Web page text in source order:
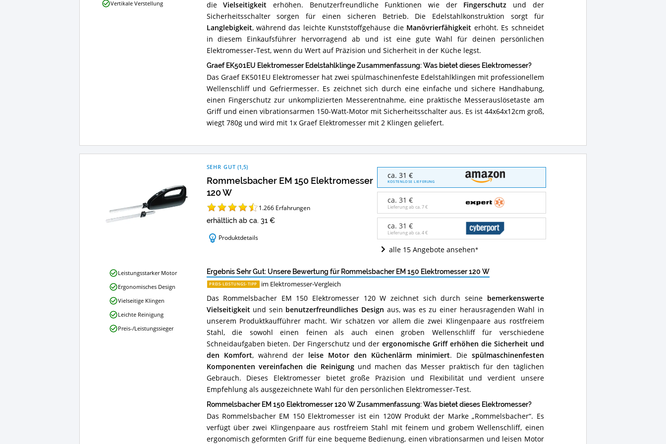
dieVielseitigkeit erhöhen. Benutzerfreundliche Funktionen wie der Fingerschutz und der
Sicherheitsschalter sorgen für einen sicheren Betrieb. Die Edelstahlkonstruktion sorgt für
Langlebigkeit, während das leichte Kunststoffgehäuse die Manövrierfähigkeit erhöht. Es schneidet
in diesem Einkaufsführer hervorragend ab und ist eine gute Wahl für deinen persönlichen
Elektromesser-Test, wenn du Wert auf Präzision und Sicherheit in der Küche legst.
Graef EK501EU Elektromesser Edelstahlklinge Zusammenfassung: Was bietet dieses Elektromesser?
Das Graef EK501EU Elektromesser hat zwei spülmaschinenfeste Edelstahlklingen mit professionellem
Wellenschliff und Gefriermesser. Es zeichnet sich durch eine einfache und sichere Handhabung,
einen Fingerschutz zur unkomplizierten Messerentnahme, eine praktische Messerauslösetaste am
Griff und einen vibrationsarmen 150-Watt-Motor mit Sicherheitsschalter aus. Es ist 44x64x12cm groß,
wiegt 780g und wird mit 1x Graef Elektromesser mit 2 Klingen geliefert.
Vertikale Verstellung
Rommelsbacher EM 150 Elektromesser
120 W
SEHR GUT (1,5)
1.266 Erfahrungen
erhältlich ab ca. 31 €
Produktdetails
150
Elektromesser
W
Angebote:
dieses
erhältlich?
ca. 31 €
KOSTENLOSE LIEFERUNG
ca. 31 €
Lieferung ab ca.7 €
ca. 31 €
Lieferung ab ca.4 €
alle 15 Angebote ansehen
Ergebnis Sehr Gut: Unsere Bewertung für Rommelsbacher EM 150 Elektromesser 120 W
PREIS-LEISTUNGS-TIPP im Elektromesser-Vergleich
Das Rommelsbacher EM 150 Elektromesser 120 W zeichnet sich durch seine bemerkenswerte
Vielseitigkeitund sein benutzerfreundliches Design aus, was es zu einer herausragenden Wahl in
unserem Produktkaufführer macht. Wir schätzen vor allem die zwei Klingenpaare aus rostfreiem
Stahl, die sowohl einen feinen als auch einen groben Wellenschliff für verschiedene
Schneidaufgaben bieten. Der Fingerschutz und derergonomische Griff erhöhen die Sicherheit und
den Komfort, während der leise Motor den Küchenlärm minimiert. Die spülmaschinenfesten
Komponenten vereinfachen die Reinigungund machen das Messer praktisch für den täglichen
Gebrauch. Dieses Elektromesser bietet große Präzision und Flexibilität und verdient unsere
Empfehlung als ausgezeichnete Wahl für den persönlichen Elektromesser-Test.
Rommelsbacher EM 150 Elektromesser 120 W Zusammenfassung: Was bietet dieses Elektromesser?
Das Rommelsbacher EM 150 Elektromesser ist ein 120W Produkt der Marke „Rommelsbacher“. Es
verfügt über zwei Klingenpaare aus rostfreiem Stahl mit feinem und grobem Wellenschliff, einen
ergonomisch geformten Griff für eine bequeme Bedienung, einen vibrationsarmen und leisen Motor
Rommelsbacher
Elektromesser
Leistungsstarker Motor
Ergonomisches Design
Vielseitige Klingen
Leichte Reinigung
Preis-/Leistungssieger